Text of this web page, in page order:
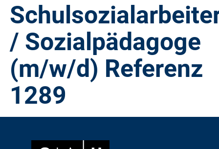
/ Sozialpädagoge
(m/w/d) Referenz
1289